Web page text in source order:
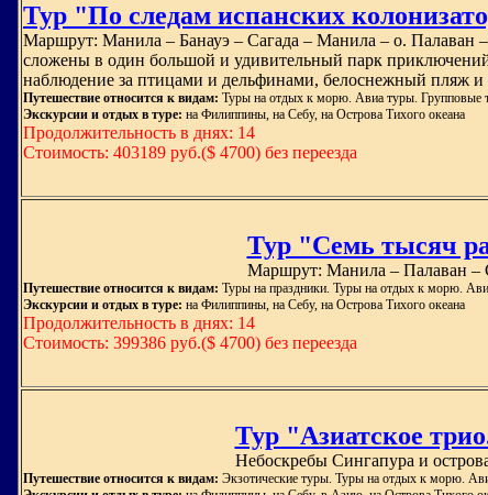
Тур "По следам испанских
Маршрут: Манила – Банауэ – Сагада – Манила – о. Палаван
сложены в один большой и удивительный парк
наблюдение за птицами и дельфинами, белоснежный пляж
Путешествие относится к видам: Туры на отдых к морю. Авиа туры. Групповые
Экскурсии и отдых в туре: на Филиппины, на Себу, на Острова Тихого океана
Продолжительность в днях: 14
Стоимость: 403189 руб.($ 4700) без переезда
Тур "Семь тысяч
Маршрут: Манила – Палаван –
Путешествие относится к видам: Туры на праздники. Туры на отдых к морю.
Экскурсии и отдых в туре: на Филиппины, на Себу, на Острова Тихого океана
Продолжительность в днях: 14
Стоимость: 399386 руб.($ 4700) без переезда
Тур "Азиатское
Небоскребы Сингапура и
Путешествие относится к видам: Экзотические туры. Туры на отдых к морю.